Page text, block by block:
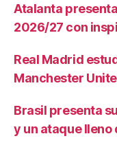
Atalanta
2026/27 con
Real Madrid
Manchester
Brasil presenta
y un ataque lleno